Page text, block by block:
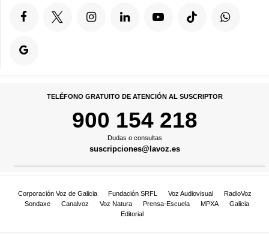
TELÉFONO GRATUITO DE ATENCIÓN AL SUSCRIPTOR
900 154 218
Dudas o consultas
suscripciones@lavoz.es
Corporación Voz de Galicia Fundación SRFL Voz Audiovisual
RadioVoz
Sondaxe
Canalvoz Voz Natura Prensa-Escuela MPXA
Galicia
Editorial